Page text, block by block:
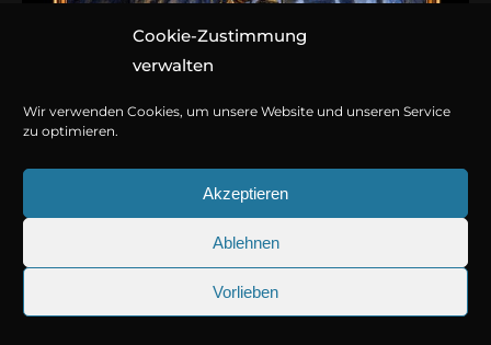
Cookie-Zustimmung
verwalten
Wir verwenden Cookies, um unsere Website und unseren Service
zu optimieren.
Akzeptieren
Ablehnen
Vorlieben